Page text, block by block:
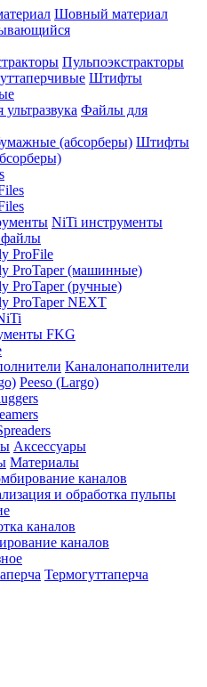
Шовный материал
Пульпоэкстракторы
Штифты
Файлы для
Штифты
NiTi инструменты
ProFile
ProTaper (машинные)
ProTaper (ручные)
ProTaper NEXT
FKG
Каналонаполнители
Peeso (Largo)
Аксессуары
Материалы
каналов
и обработка пульпы
каналов
каналов
Термогуттаперча